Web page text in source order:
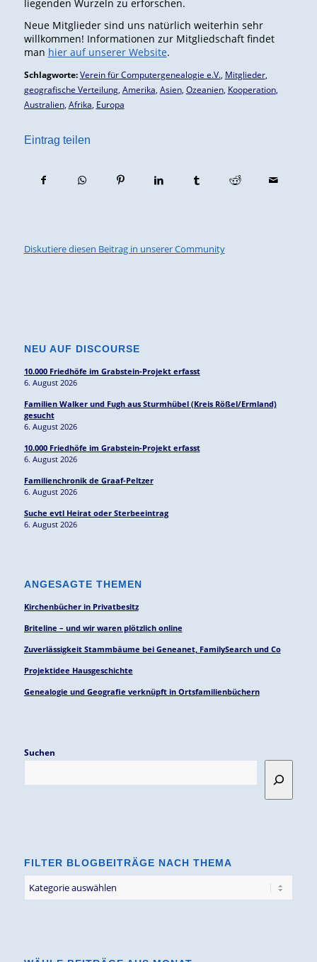
liegenden Wurzeln zu erforschen.
Neue Mitglieder sind uns natürlich weiterhin sehr
willkommen! Informationen zur Mitgliedschaft findet
man hier auf unserer Website.
Schlagworte: Verein für Computergenealogie e.V., Mitglieder,
geografische Verteilung, Amerika, Asien, Ozeanien, Kooperation,
Australien, Afrika, Europa
Eintrag teilen
Diskutiere diesen Beitrag in unserer Community
NEU AUF DISCOURSE
10.000 Friedhöfe im Grabstein-Projekt erfasst
6. August 2026
Familien Walker und Fugh aus Sturmhübel (Kreis Rößel/Ermland)
gesucht
6. August 2026
10.000 Friedhöfe im Grabstein-Projekt erfasst
6. August 2026
Familienchronik de Graaf-Peltzer
6. August 2026
Suche evtl Heirat oder Sterbeeintrag
6. August 2026
ANGESAGTE THEMEN
Kirchenbücher in Privatbesitz
Briteline – und wir waren plötzlich online
Zuverlässigkeit Stammbäume bei Geneanet, FamilySearch und Co
Projektidee Hausgeschichte
Genealogie und Geografie verknüpft in Ortsfamilienbüchern
Suchen
FILTER BLOGBEITRÄGE NACH THEMA
Blogbeiträge